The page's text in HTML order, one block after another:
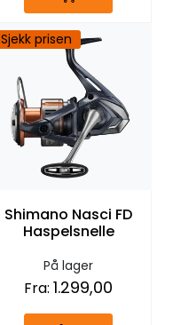
Sjekk prisen
Shimano Nasci FD
Haspelsnelle
På lager
Fra: 1.299,00